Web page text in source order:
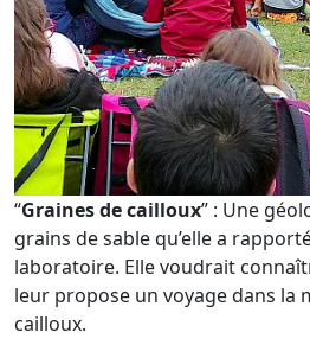
“Graines de cailloux” : Une
grains de sable qu’elle a
laboratoire. Elle voudrait
leur propose un voyage dans la
cailloux.